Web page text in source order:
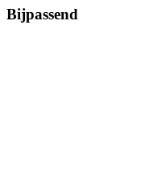
Bijpassend